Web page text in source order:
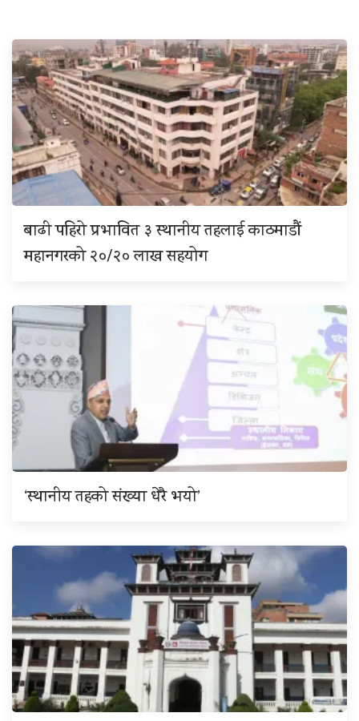
बाढी पहिरो प्रभावित ३ स्थानीय तहलाई काठमाडौं
महानगरको २०/२० लाख सहयोग
‘स्थानीय तहको संख्या धेरै भयो’